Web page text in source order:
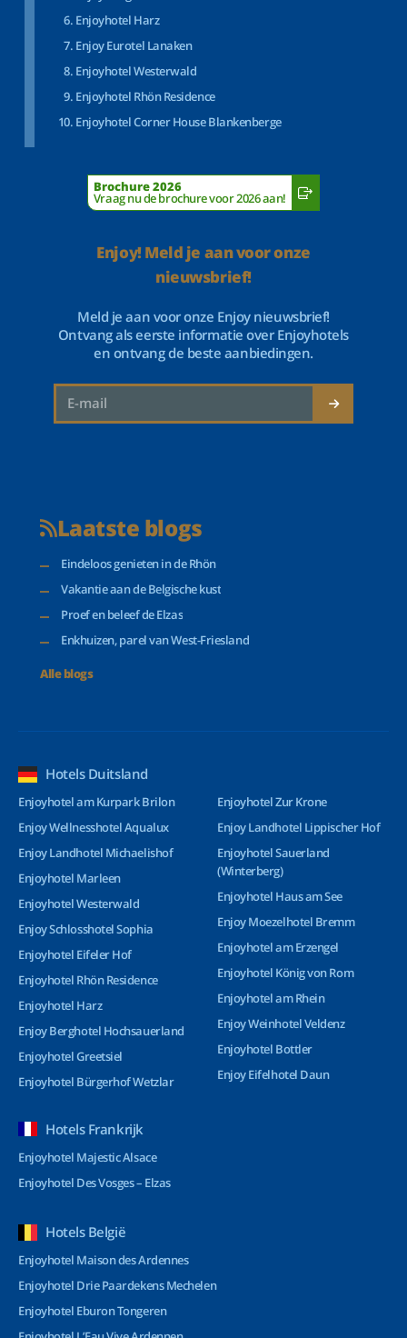
Enjoyhotel Harz
Enjoy Eurotel Lanaken
Enjoyhotel Westerwald
Enjoyhotel Rhön Residence
Enjoyhotel Corner House Blankenberge
Brochure 2026
Vraag nu de brochure voor 2026 aan!
Enjoy! Meld je aan voor onze
nieuwsbrief!
Meld je aan voor onze Enjoy nieuwsbrief!
Ontvang als eerste informatie over Enjoyhotels
en ontvang de beste aanbiedingen.
Laatste blogs
Eindeloos genieten in de Rhön
Vakantie aan de Belgische kust
Proef en beleef de Elzas
Enkhuizen, parel van West-Friesland
Alle blogs
Hotels Duitsland
Enjoyhotel am Kurpark Brilon
Enjoy Wellnesshotel Aqualux
Enjoy Landhotel Michaelishof
Enjoyhotel Marleen
Enjoyhotel Westerwald
Enjoy Schlosshotel Sophia
Enjoyhotel Eifeler Hof
Enjoyhotel Rhön Residence
Enjoyhotel Harz
Enjoy Berghotel Hochsauerland
Enjoyhotel Greetsiel
Enjoyhotel Bürgerhof Wetzlar
Enjoyhotel Zur Krone
Enjoy Landhotel Lippischer Hof
Enjoyhotel Sauerland
(Winterberg)
Enjoyhotel Haus am See
Enjoy Moezelhotel Bremm
Enjoyhotel am Erzengel
Enjoyhotel König von Rom
Enjoyhotel am Rhein
Enjoy Weinhotel Veldenz
Enjoyhotel Bottler
Enjoy Eifelhotel Daun
Hotels Frankrijk
Enjoyhotel Majestic Alsace
Enjoyhotel Des Vosges – Elzas
Hotels België
Enjoyhotel Maison des Ardennes
Enjoyhotel Drie Paardekens Mechelen
Enjoyhotel Eburon Tongeren